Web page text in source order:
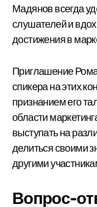
Мадянов всегда
слушателей и
достижения в
Приглашение
спикера на этих
признанием его
области
выступать на
делиться своими
другими
Вопрос-